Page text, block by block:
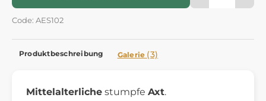
Code: AES102
Produktbeschreibung Galerie (3)
Mittelalterliche stumpfe Axt.